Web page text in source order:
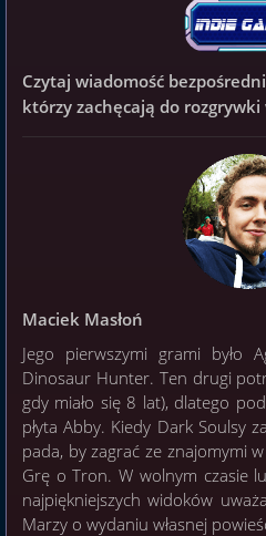
Czytaj wiadomość
którzy zachęcają do
Maciek Masłoń
Jego pierwszymi grami
Dinosaur Hunter. Ten drugi
gdy miało się 8 lat), dlatego
płyta Abby. Kiedy Dark Soulsy
pada, by zagrać ze znajomymi
Grę o Tron. W wolnym czasie
najpiękniejszych widoków
Marzy o wydaniu własnej